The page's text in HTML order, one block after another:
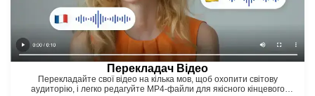
Перекладач Відео
Перекладайте свої відео на кілька мов, щоб охопити світову
аудиторію, і легко редагуйте MP4-файли для якісного кінцевого